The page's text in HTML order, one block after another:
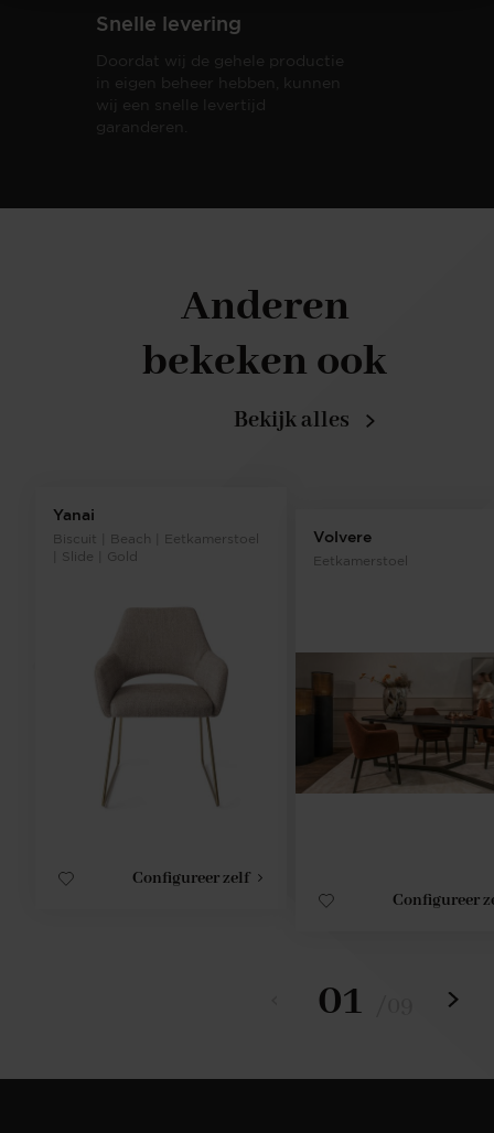
Snelle levering
Doordat wij de gehele productie
in eigen beheer hebben, kunnen
wij een snelle levertijd
garanderen.
Yanai
Biscuit | Beach | Eetkamerstoel
| Slide | Gold
Configureer zelf
Volvere
Eetkamerstoel
Configureer
Anderen
bekeken ook
Bekijk alles
01